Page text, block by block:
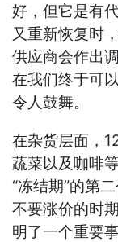
好，但它是有
又重新恢复时
供应商会作出
在我们终于可
令人鼓舞。
在杂货层面，
蔬菜以及咖啡
“冻结期”的第
不要涨价的时
明了一个重要